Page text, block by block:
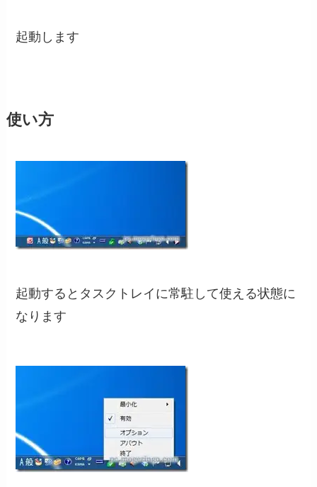
起動します
使い方
起動するとタスクトレイに常駐して使える状態に
なります